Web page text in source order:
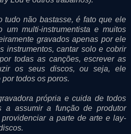
tudo não bastasse, é fato que ele
um multi-instrumentista e muitos
gravados apenas por ele
instrumentos, cantar solo e cobrir
todas as canções, escrever as
os seus discos, ou seja, ele
todos os poros.
própria e cuida de todos
a assumir a função de produtor
a parte de arte e lay-